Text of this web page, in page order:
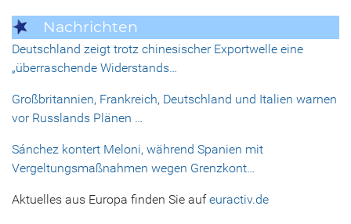
Nachrichten
Deutschland zeigt trotz chinesischer Exportwelle eine
„überraschende Widerstands…
Großbritannien, Frankreich, Deutschland und Italien warnen
vor Russlands Plänen …
Sánchez kontert Meloni, während Spanien mit
Vergeltungsmaßnahmen wegen Grenzkont…
Aktuelles aus Europa finden Sie aufeuractiv.de